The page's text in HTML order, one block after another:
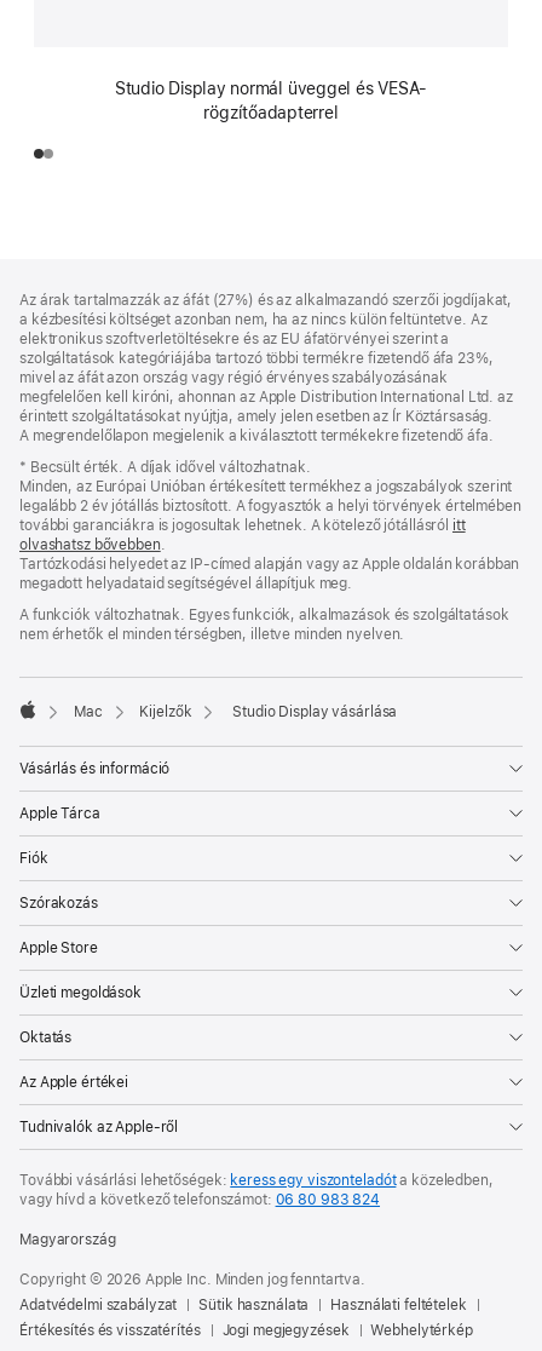
Studio Display normál üveggel és VESA-
rögzítőadapterrel
Az árak tartalmazzák az áfát (27%) és az alkalmazandó szerzői jogdíjakat,
a kézbesítési költséget azonban nem, ha az nincs külön feltüntetve. Az
elektronikus szoftverletöltésekre és az EU áfatörvényei szerint a
szolgáltatások kategóriájába tartozó többi termékre fizetendő áfa 23%,
mivel az áfát azon ország vagy régió érvényes szabályozásának
megfelelően kell kiróni, ahonnan az Apple Distribution International Ltd. az
érintett szolgáltatásokat nyújtja, amely jelen esetben az Ír Köztársaság.
A megrendelőlapon megjelenik a kiválasztott termékekre fizetendő áfa.
* Becsült érték. A díjak idővel változhatnak.
Minden, az Európai Unióban értékesített termékhez a jogszabályok szerint
legalább 2 év jótállás biztosított. A fogyasztók a helyi törvények értelmében
további garanciákra is jogosultak lehetnek. A kötelező jótállásról itt
olvashatsz bővebben.
Tartózkodási helyedet az IP-címed alapján vagy az Apple oldalán korábban
megadott helyadataid segítségével állapítjuk meg.
A funkciók változhatnak. Egyes funkciók, alkalmazások és szolgáltatások
nem érhetők el minden térségben, illetve minden nyelven.
Mac Kijelzők Studio Display vásárlása
Vásárlás és információ
Apple Tárca
Fiók
Szórakozás
Apple Store
Üzleti megoldások
Oktatás
Az Apple értékei
Tudnivalók az Apple-ről
További vásárlási lehetőségek: keress egy viszonteladóta közeledben,
vagy hívd a következő telefonszámot: 06 80 983 824
Magyarország
Copyright © 2026 Apple Inc. Minden jog fenntartva.
Adatvédelmi szabályzat
Sütik használata
Használati feltételek
Értékesítés és visszatérítés
Jogi megjegyzések Webhelytérkép